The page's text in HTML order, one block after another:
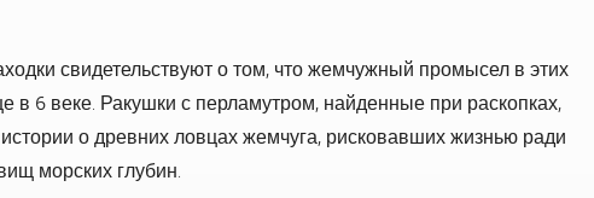
свидетельствуют о том, что жемчужный промысел в этих
в 6 веке. Ракушки с перламутром, найденные при раскопках,
о древних ловцах жемчуга, рисковавших жизнью ради
морских глубин.